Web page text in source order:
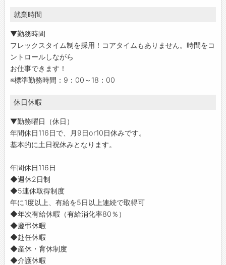
就業時間
▼勤務時間
フレックスタイム制を採用！コアタイムもありません。時間をコ
ントロールしながら
お仕事できます！
※標準勤務時間：9：00～18：00
休日休暇
▼勤務曜日（休日）
年間休日116日で、月9日or10日休みです。
基本的に土日祝休みとなります。
年間休日116日
◆週休2日制
◆5連休取得制度
年に1度以上、有給を5日以上連続で取得可
◆年次有給休暇（有給消化率80％）
◆慶弔休暇
◆赴任休暇
◆産休・育休制度
◆介護休暇